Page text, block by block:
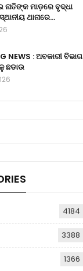
ମାଡ଼ରେ ବୃଦ୍ଧା
ଥାନାରେ…
NEWS : ଅବକାରୀ ବିଭାଗ
ଛଡାଉ
4184
3388
1366